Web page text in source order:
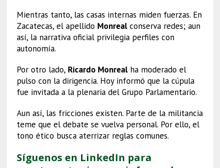
Mientras tanto, las casas internas miden fuerzas. En
Zacatecas, el apellido Monrealconserva redes; aun
así, la narrativa oficial privilegia perfiles con
autonomía.
Por otro lado, Ricardo Monrealha moderado el
pulso con la dirigencia. Hoy informó que la cúpula
fue invitada a la plenaria del Grupo Parlamentario.
Aun así, las fricciones existen. Parte de la militancia
teme que el debate se vuelva personal. Por ello, el
tono ético busca aterrizar reglas comunes.
Síguenos en LinkedIn para